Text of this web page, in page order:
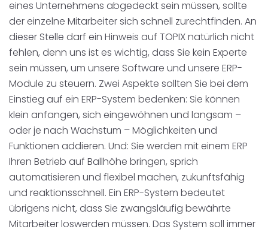
eines Unternehmens abgedeckt sein müssen, sollte
der einzelne Mitarbeiter sich schnell zurechtfinden. An
dieser Stelle darf ein Hinweis auf TOPIX natürlich nicht
fehlen, denn uns ist es wichtig, dass Sie kein Experte
sein müssen, um unsere Software und unsere ERP-
Module zu steuern. Zwei Aspekte sollten Sie bei dem
Einstieg auf ein ERP-System bedenken: Sie können
klein anfangen, sich eingewöhnen und langsam –
oder je nach Wachstum – Möglichkeiten und
Funktionen addieren. Und: Sie werden mit einem ERP
Ihren Betrieb auf Ballhöhe bringen, sprich
automatisieren und flexibel machen, zukunftsfähig
und reaktionsschnell. Ein ERP-System bedeutet
übrigens nicht, dass Sie zwangsläufig bewährte
Mitarbeiter loswerden müssen. Das System soll immer